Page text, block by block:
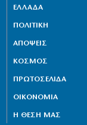
ΕΛΛΑΔΑ
ΠΟΛΙΤΙΚΗ
ΑΠΟΨΕΙΣ
ΚΟΣΜΟΣ
ΠΡΩΤΟΣΕΛΙΔΑ
ΟΙΚΟΝΟΜΙΑ
Η ΘΕΣΗ ΜΑΣ